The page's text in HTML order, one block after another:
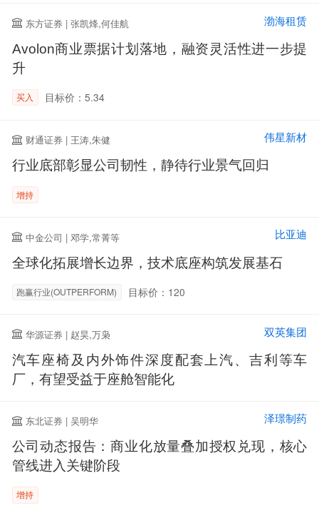
东方证券 | 张凯烽,何佳航 渤海租赁
Avolon商业票据计划落地，融资灵活性进一步提
升
买入 目标价：5.34
财通证券 | 王涛,朱健 伟星新材
行业底部彰显公司韧性，静待行业景气回归
增持
中金公司 | 邓学,常菁等 比亚迪
全球化拓展增长边界，技术底座构筑发展基石
跑赢行业(OUTPERFORM) 目标价：120
华源证券 | 赵昊,万枭 双英集团
汽车座椅及内外饰件深度配套上汽、吉利等车
厂，有望受益于座舱智能化
东北证券 | 吴明华 泽璟制药
公司动态报告：商业化放量叠加授权兑现，核心
管线进入关键阶段
增持